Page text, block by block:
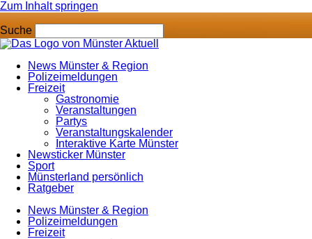
Zum Inhalt springen
Suche
News Münster & Region
Polizeimeldungen
Freizeit
Gastronomie
Veranstaltungen
Partys
Veranstaltungskalender
Interaktive Karte Münster
Newsticker Münster
Sport
Münsterland persönlich
Ratgeber
News Münster & Region
Polizeimeldungen
Freizeit